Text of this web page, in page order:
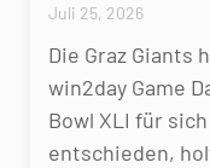
Juli 25, 2026
Die Graz Giants
win2day Game
Bowl XLI für sich
entschieden,